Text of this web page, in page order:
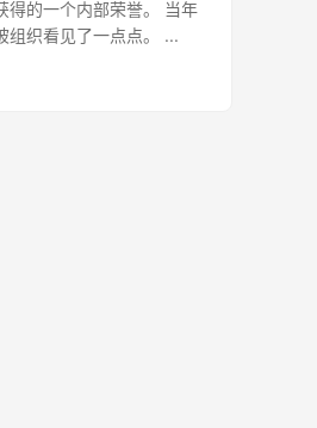
得的一个内部荣誉。 当年
组织看见了一点点。 ...